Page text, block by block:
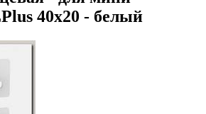
40x20 - белый